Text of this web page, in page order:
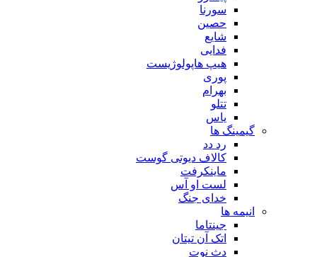
سورنا
حصین
شایع
فدایی
هیپ هاپولوژیست
پوری
بهرام
تتلو
یاس
گیمینگ ها
رد دد
کالاف دیوتی گوست
ماینکرفت
لست او آس
خدای جنگ
انیمه ها
جینتاما
اتک آن تیتان
دث نوت